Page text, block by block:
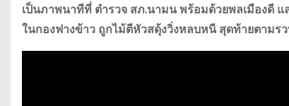
เป็นภาพนาทีที่ ตำรวจ สภ.นามน พร้อมด้วยพลเมืองดี
ในกองฟางข้าว ถูกไม้ตีหัวสดุ้งวิ่งหลบหนี สุดท้ายตามร